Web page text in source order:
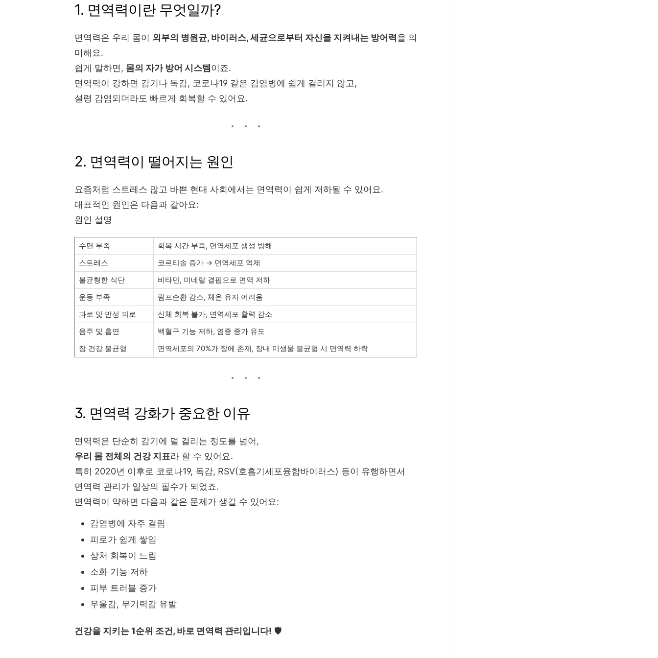
1. 면역력이란 무엇일까?
면역력은 우리 몸이 외부의 병원균, 바이러스, 세균으로부터 자신을 지켜내는 방어력 을 의
미해요.
쉽게 말하면, 몸의 자가 방어 시스템 이죠.
면역력이 강하면 감기나 독감, 코로나19 같은 감염병에 쉽게 걸리지 않고,
설령 감염되더라도 빠르게 회복할 수 있어요.
2. 면역력이 떨어지는 원인
요즘처럼 스트레스 많고 바쁜 현대 사회에서는 면역력이 쉽게 저하될 수 있어요.
대표적인 원인은 다음과 같아요:
원인 설명
수면 부족
회복 시간 부족, 면역세포 생성 방해
스트레스
코르티솔 증가 → 면역세포 억제
불균형한 식단
비타민, 미네랄 결핍으로 면역 저하
운동 부족
림프순환 감소, 체온 유지 어려움
과로 및 만성 피로
신체 회복 불가, 면역세포 활력 감소
음주 및 흡연
백혈구 기능 저하, 염증 증가 유도
장 건강 불균형
면역세포의 70%가 장에 존재, 장내 미생물 불균형 시 면역력 하락
3. 면역력 강화가 중요한 이유
면역력은 단순히 감기에 덜 걸리는 정도를 넘어,
우리 몸 전체의 건강 지표라 할 수 있어요.
특히 2020년 이후로 코로나19, 독감, RSV(호흡기세포융합바이러스) 등이 유행하면서
면역력 관리가 일상의 필수가 되었죠.
면역력이 약하면 다음과 같은 문제가 생길 수 있어요:
감염병에 자주 걸림
피로가 쉽게 쌓임
상처 회복이 느림
소화 기능 저하
피부 트러블 증가
우울감, 무기력감 유발
건강을 지키는 1순위 조건, 바로 면역력 관리입니다! 🛡️